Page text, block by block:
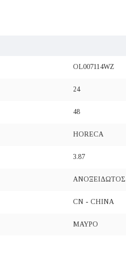
OL007114WZ
24
48
HORECA
3.87
CN - CHINA
ΜΑΥΡΟ